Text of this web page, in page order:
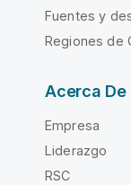
Fuentes y
Regiones de
Acerca De
Empresa
Liderazgo
RSC